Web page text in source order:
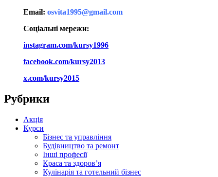
Email: osvita1995@gmail.com
Соціальні мережи:
instagram.com/kursy1996
facebook.com/kursy2013
x.com/kursy2015
Рубрики
Акція
Курси
Бізнес та управління
Будівництво та ремонт
Інші професії
Краса та здоров’я
Кулінарія та готельний бізнес